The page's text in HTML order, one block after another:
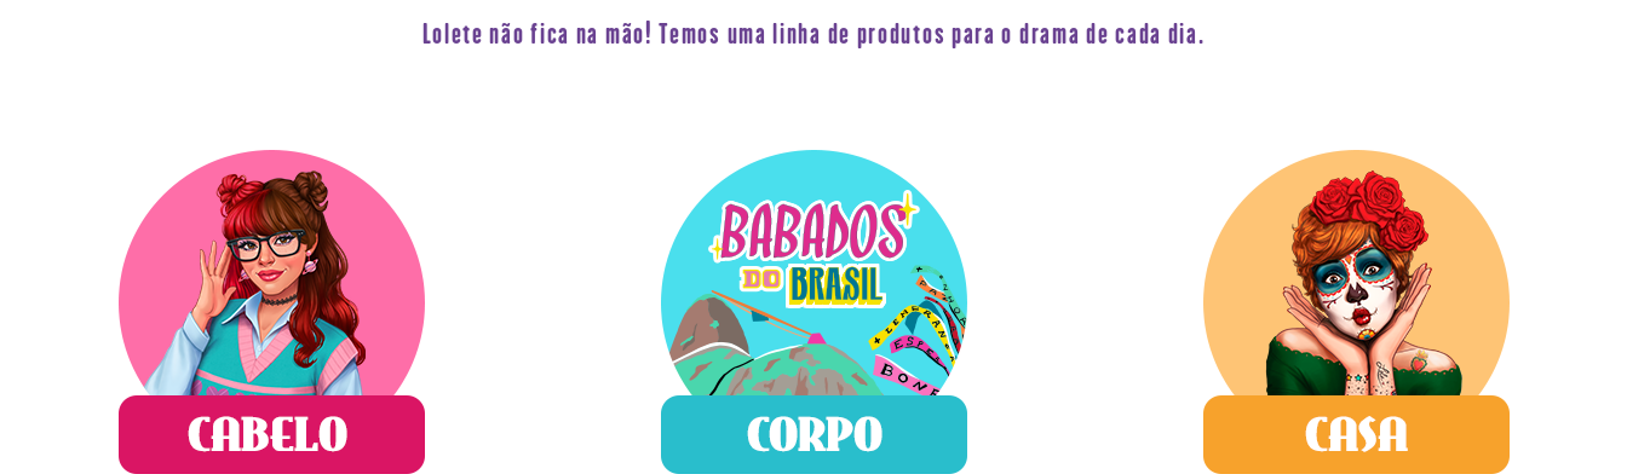
Lolete não fica na mão! Temos uma linha de produtos para o drama de cada dia.